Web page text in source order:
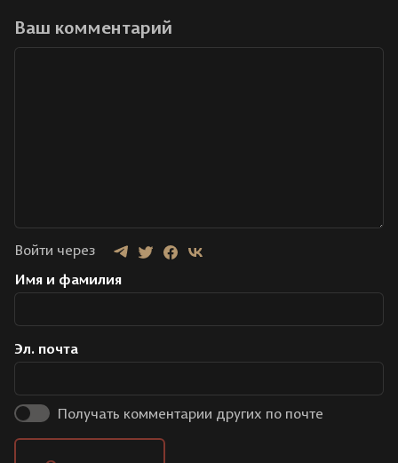
Ваш комментарий
Войти через
Имя и фамилия
Эл. почта
Получать комментарии других по почте